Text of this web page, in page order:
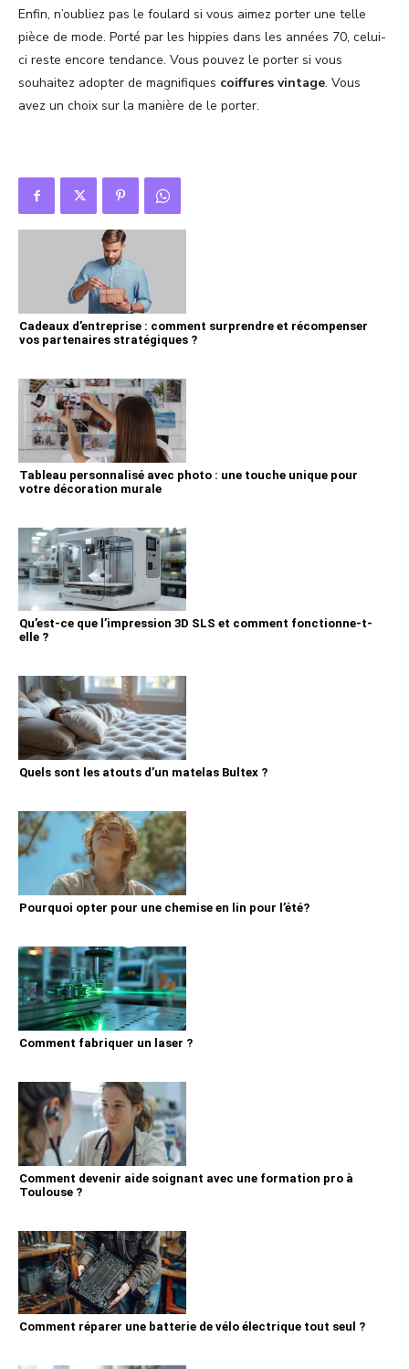
Enfin, n’oubliez pas le foulard si vous aimez porter une telle
pièce de mode. Porté par les hippies dans les années 70, celui-
ci reste encore tendance. Vous pouvez le porter si vous
souhaitez adopter de magnifiques coiffures vintage. Vous
avez un choix sur la manière de le porter.
Cadeaux d’entreprise : comment surprendre et récompenser
vos partenaires stratégiques ?
Tableau personnalisé avec photo : une touche unique pour
votre décoration murale
Qu’est-ce que l’impression 3D SLS et comment fonctionne-t-
elle ?
Quels sont les atouts d’un matelas Bultex ?
Pourquoi opter pour une chemise en lin pour l’été?
Comment fabriquer un laser ?
Comment devenir aide soignant avec une formation pro à
Toulouse ?
Comment réparer une batterie de vélo électrique tout seul ?